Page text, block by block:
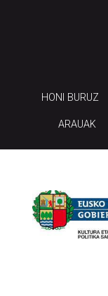
HONI BURUZ
ARAUAK